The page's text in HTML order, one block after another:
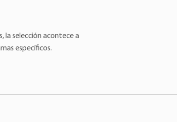
la selección acontece a
específicos.